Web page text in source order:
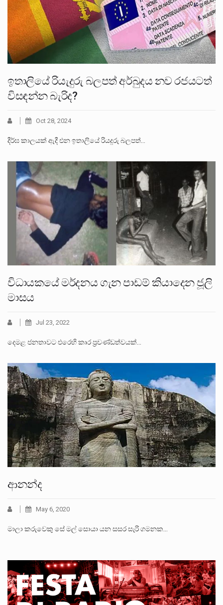
ඉතාලියේ රියැදුරු බලපත් අර්බුදය නව රජයටත්
විසඳන්න බැරිද?
Oct 28, 2024
දීර්ඝ කාලයක් ඇදී එන ඉතාලියේ රියදුරු බලපත්…
විධායකයේ මර්දනය ගැන පාඩම් කියාදෙන ජූලි
මාසය
Jul 23, 2022
දෙමළ ජනතාවට එරෙහි කෘර ප්‍රචණ්ඩත්වයක්…
ආනන්ද
May 6, 2020
මාලා කරුවෙකු සේ මල් සොයා යන සසර සැරි ගමනක…